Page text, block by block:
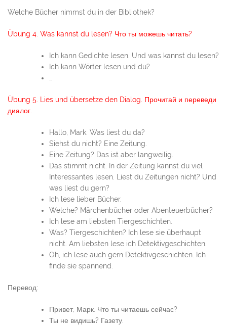
Welche Bücher nimmst du in der Bibliothek?
Übung 4. Was kannst du lesen? Что ты можешь читать?
Ich kann Gedichte lesen. Und was kannst du lesen?
Ich kann Wörter lesen und du?
Übung 5. Lies und übersetze den Dialog. Прочитай и переведи
диалог.
Hallo, Mark. Was liest du da?
Siehst du nicht? Eine Zeitung.
Eine Zeitung? Das ist aber langweilig.
Das stimmt nicht. In der Zeitung kannst du viel
Interessantes lesen. Liest du Zeitungen nicht? Und
was liest du gern?
Ich lese lieber Bücher.
Welche? Märchenbücher oder Abenteuerbücher?
Ich lese am liebsten Tiergeschichten.
Was? Tiergeschichten? Ich lese sie überhaupt
nicht. Am liebsten lese ich Detektivgeschichten.
Oh, ich lese auch gern Detektivgeschichten. Ich
finde sie spannend.
Перевод:
Привет, Марк. Что ты читаешь сейчас?
Ты не видишь? Газету.